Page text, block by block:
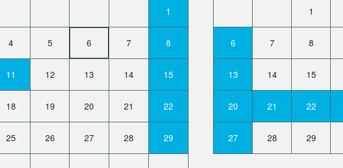
1
4 5 6 7 8
11 12 13 14 15
18 19 20 21 22
25 26 27 28 29
1
6 7 8
13 14 15
20 21 22
27 28 29